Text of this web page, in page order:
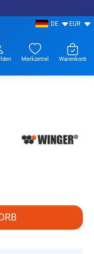
DE EUR
Merkzettel Warenkorb